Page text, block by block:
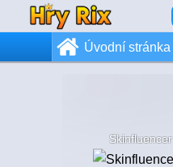
Úvodní stránka